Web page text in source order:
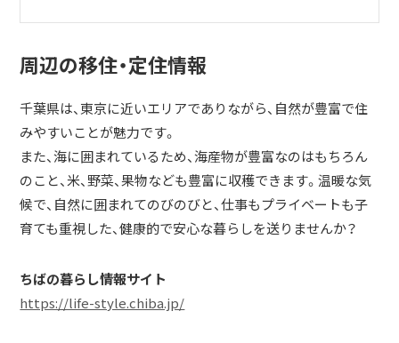
周辺の移住・定住情報
千葉県は、東京に近いエリアでありながら、自然が豊富で住
みやすいことが魅力です。
また、海に囲まれているため、海産物が豊富なのはもちろん
のこと、米、野菜、果物なども豊富に収穫できます。温暖な気
候で、自然に囲まれてのびのびと、仕事もプライベートも子
育ても重視した、健康的で安心な暮らしを送りませんか？
ちばの暮らし情報サイト
https://life-style.chiba.jp/